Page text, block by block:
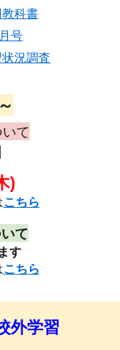
科書
号
況調査
て
)
こちら
て
す
こちら
外学習